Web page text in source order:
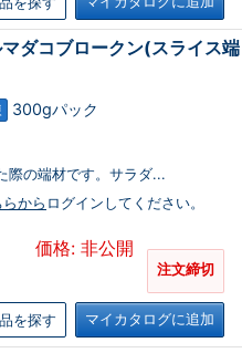
ダコブロークン(スライス端
300gパック
際の端材です。サラダ...
らから ログインしてください。
価格: 非公開
注文締切
を探す マイカタログに追加